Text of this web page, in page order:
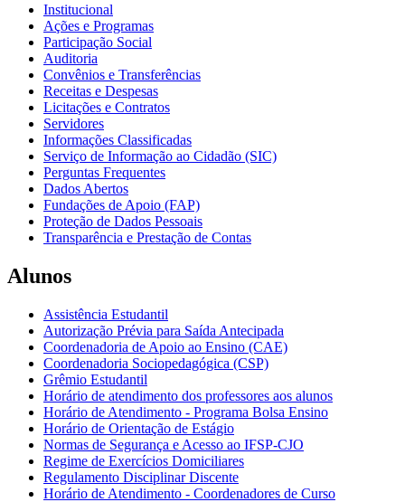
Institucional
Ações e Programas
Participação Social
Auditoria
Convênios e Transferências
Receitas e Despesas
Licitações e Contratos
Servidores
Informações Classificadas
Serviço de Informação ao Cidadão (SIC)
Perguntas Frequentes
Dados Abertos
Fundações de Apoio (FAP)
Proteção de Dados Pessoais
Transparência e Prestação de Contas
Alunos
Assistência Estudantil
Autorização Prévia para Saída Antecipada
Coordenadoria de Apoio ao Ensino (CAE)
Coordenadoria Sociopedagógica (CSP)
Grêmio Estudantil
Horário de atendimento dos professores aos alunos
Horário de Atendimento - Programa Bolsa Ensino
Horário de Orientação de Estágio
Normas de Segurança e Acesso ao IFSP-CJO
Regime de Exercícios Domiciliares
Regulamento Disciplinar Discente
Horário de Atendimento - Coordenadores de Curso